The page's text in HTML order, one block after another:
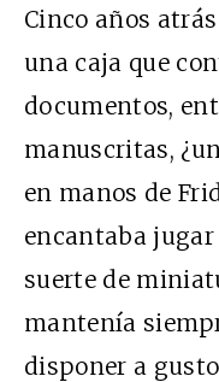
Cinco años
una caja que
documentos,
manuscritas,
en manos de
encantaba
suerte de
mantenía
disponer a